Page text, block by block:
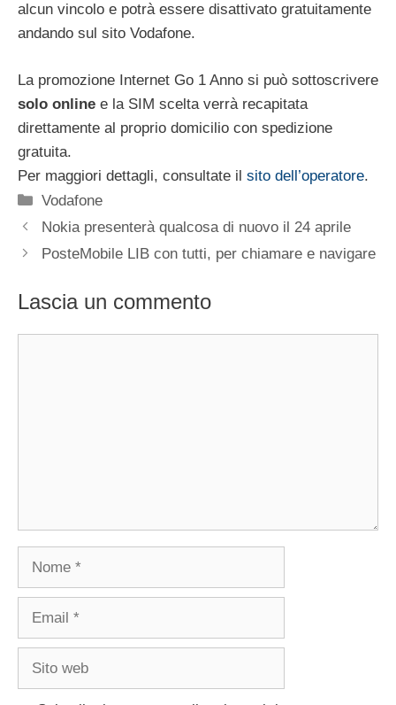
alcun vincolo e potrà essere disattivato gratuitamente
andando sul sito Vodafone.
La promozione Internet Go 1 Anno si può sottoscrivere
solo online e la SIM scelta verrà recapitata
direttamente al proprio domicilio con spedizione
gratuita.
Per maggiori dettagli, consultate il sito dell’operatore.
Categorie
Vodafone
Nokia presenterà qualcosa di nuovo il 24 aprile
PosteMobile LIB con tutti, per chiamare e navigare
Lascia un commento
Nome
Email
Sito